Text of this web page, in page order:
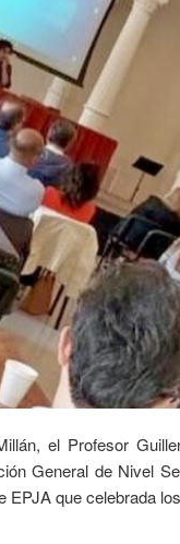
el Profesor
General de Nivel
que celebrada